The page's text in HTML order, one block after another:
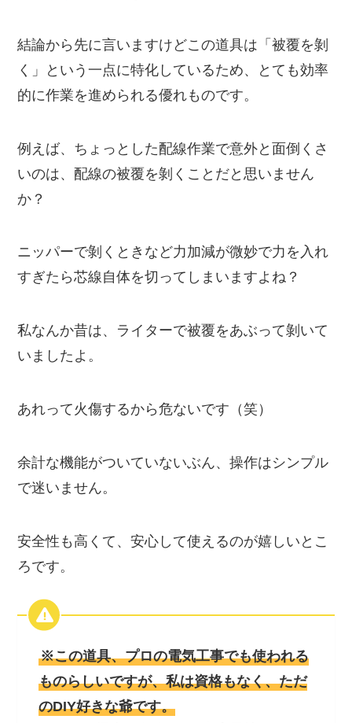
結論から先に言いますけどこの道具は「被覆を剝
く」という一点に特化しているため、とても効率
的に作業を進められる優れものです。
例えば、ちょっとした配線作業で意外と面倒くさ
いのは、配線の被覆を剝くことだと思いません
か？
ニッパーで剝くときなど力加減が微妙で力を入れ
すぎたら芯線自体を切ってしまいますよね？
私なんか昔は、ライターで被覆をあぶって剝いて
いましたよ。
あれって火傷するから危ないです（笑）
余計な機能がついていないぶん、操作はシンプル
で迷いません。
安全性も高くて、安心して使えるのが嬉しいとこ
ろです。
※この道具、プロの電気工事でも使われる
ものらしいですが、私は資格もなく、ただ
のDIY好きな爺です。